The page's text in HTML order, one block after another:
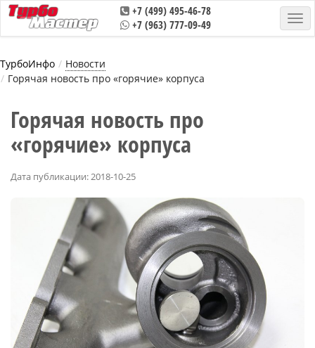
+7 (499) 495-46-78
+7 (963) 777-09-49
ТурбоИнфо
Новости
Горячая новость про «горячие» корпуса
Горячая новость про
«горячие» корпуса
Дата публикации: 2018-10-25